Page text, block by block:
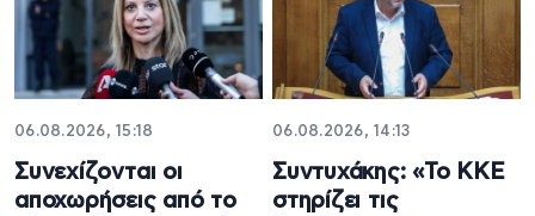
06.08.2026, 15:18
Συνεχίζονται οι
αποχωρήσεις από το
06.08.2026, 14:13
Συντυχάκης: «Το ΚΚΕ
στηρίζει τις